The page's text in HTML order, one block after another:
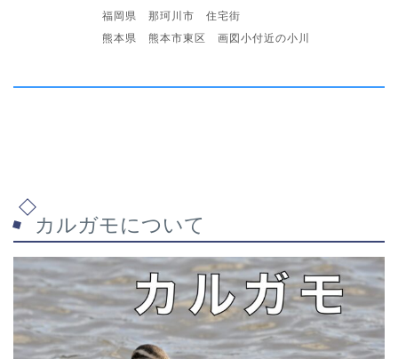
福岡県 那珂川市 住宅街
熊本県 熊本市東区 画図小付近の小川
カルガモについて